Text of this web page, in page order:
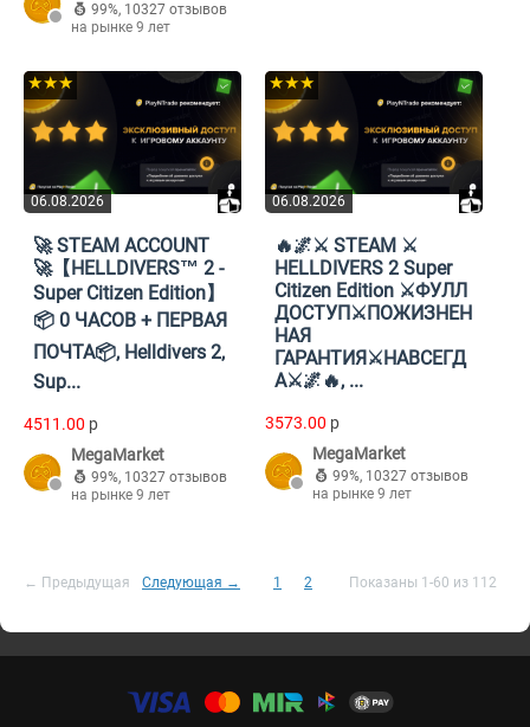
99%, 10327 отзывов
на рынке 9 лет
06.08.2026
★★★
🚀 STEAM ACCOUNT
🚀【HELLDIVERS™ 2 -
Super Citizen Edition】
📦 0 ЧАСОВ + ПЕРВАЯ
ПОЧТА📦, Helldivers 2,
Sup...
4511.00 p
MegaMarket
99%, 10327 отзывов
на рынке 9 лет
06.08.2026
★★★
🔥🌌⚔️ STEAM ⚔️
HELLDIVERS 2 Super
Citizen Edition ⚔️ФУЛЛ
ДОСТУП⚔️ПОЖИЗНЕН
НАЯ
ГАРАНТИЯ⚔️НАВСЕГД
А⚔️🌌🔥, ...
3573.00 p
MegaMarket
99%, 10327 отзывов
на рынке 9 лет
← Предыдущая Следующая → 1 2 Показаны 1-60 из 112